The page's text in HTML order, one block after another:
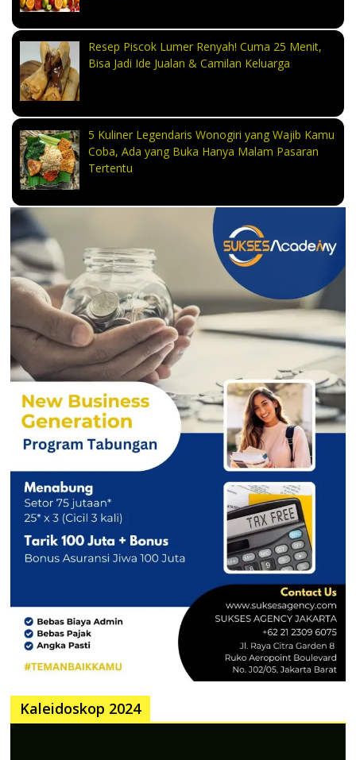
Resep Piscok Lumer Renyah! Cuma 25 Menit,
Bisa Jadi Ide Jualan & Camilan Keluarga
5 Kuliner Legendaris Wonogiri yang Wajib Kamu
Coba, Ada yang Buka Hanya Malam Pasaran
Tertentu
Kaleidoskop 2024